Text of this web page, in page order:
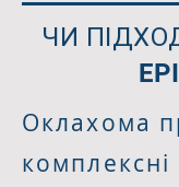
ЧИ
Оклахома
комплексні